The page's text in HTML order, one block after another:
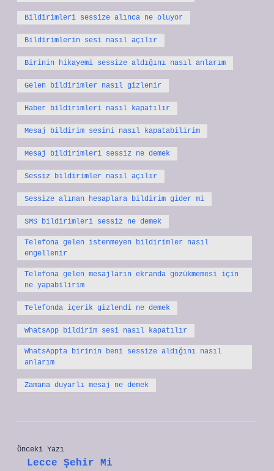
Bildirimleri sessize alınca ne oluyor
Bildirimlerin sesi nasıl açılır
Birinin hikayemi sessize aldığını nasıl anlarım
Gelen bildirimler nasıl gizlenir
Haber bildirimleri nasıl kapatılır
Mesaj bildirim sesini nasıl kapatabilirim
Mesaj bildirimleri sessiz ne demek
Sessiz bildirimler nasıl açılır
Sessize alınan hesaplara bildirim gider mi
SMS bildirimleri sessiz ne demek
Telefona gelen istenmeyen bildirimler nasıl
engellenir
Telefona gelen mesajların ekranda gözükmemesi için
ne yapabilirim
Telefonda içerik gizlendi ne demek
WhatsApp bildirim sesi nasıl kapatılır
WhatsAppta birinin beni sessize aldığını nasıl
anlarım
Zamana duyarlı mesaj ne demek
Önceki Yazı
Lecce Şehir Mi